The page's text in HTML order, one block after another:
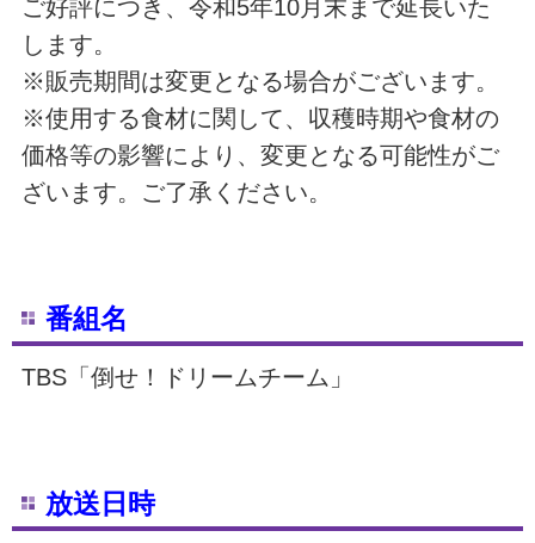
ご好評につき、令和5年10月末まで延長いた
します。
※販売期間は変更となる場合がございます。
※使用する食材に関して、収穫時期や食材の
価格等の影響により、変更となる可能性がご
ざいます。ご了承ください。
番組名
TBS「倒せ！ドリームチーム」
放送日時